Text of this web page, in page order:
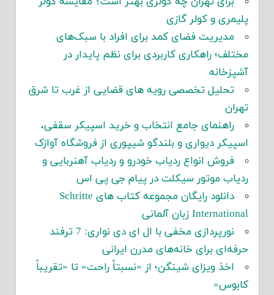
پلیمری و کولر گازی
مدیریت فضای کمد برای افراد با سبک‌های
مختلف؛ راهکاری کاربردی برای نظم پایدار در
آشپزخانه
تحلیل تخصصی رویه های قضایی از غرب تا شرق
تهران
راهنمای جامع انتخاب و خرید اسپیکر سقفی،
اسپیکر دیواری و بلندگو شیپوری از فروشگاه آوازک
فروش انواع ردیاب خودرو و ردیاب آهنربایی و
ردیاب موتور سیکلت در پیام جی پی اس
دانلود رایگان مجموعه کتاب های Schritte
International زبان آلمانی
نورپردازی مخفی با ال ای دی نواری: 7 ترفند
حرفه‌ای برای خانه‌های مدرن ایرانی
اخذ ویزای شینگن؛ از «نسبتاً راحت» تا «تقریباً
کابوس»